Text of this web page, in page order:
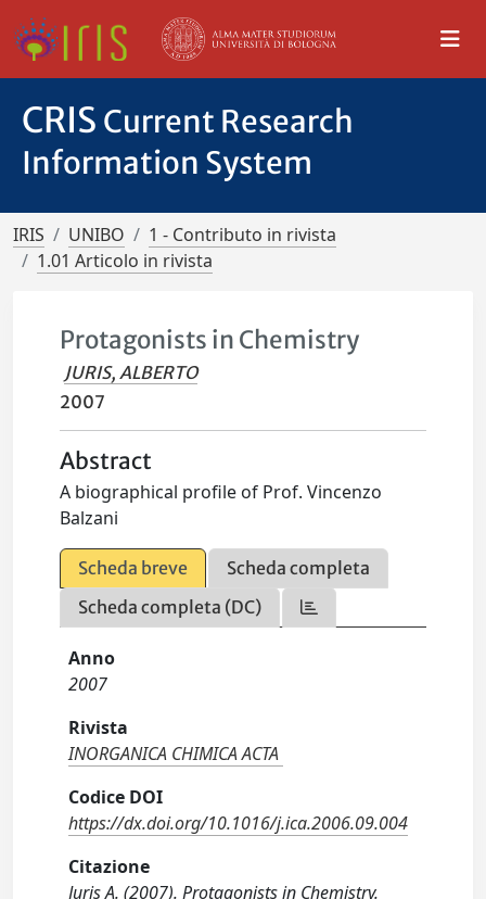
CRIS Current Research
Information System
IRIS UNIBO
1 - Contributo in rivista
1.01 Articolo in rivista
Protagonists in Chemistry
JURIS, ALBERTO
2007
Abstract
A biographical profile of Prof. Vincenzo
Balzani
Scheda breve
Scheda completa
Scheda completa (DC)
Anno
2007
Rivista
INORGANICA CHIMICA ACTA
Codice DOI
https://dx.doi.org/10.1016/j.ica.2006.09.004
Citazione
Juris A. (2007). Protagonists in Chemistry.